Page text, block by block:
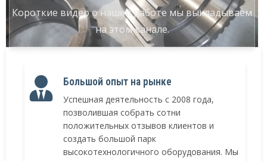
Короткие видео о нашей работе мы выкладываем
на этом канале.
Большой опыт на рынке
Успешная деятельность с 2008 года,
позволившая собрать сотни
положительных отзывов клиентов и
создать большой парк
высокотехнологичного оборудования. Мы